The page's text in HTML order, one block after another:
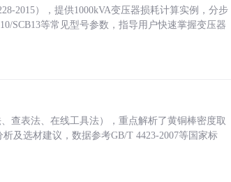
2015），提供1000kVA变压器损耗计算实例，分步
SCB13等常见型号参数，指导用户快速掌握变压器
查表法、在线工具法），重点解析了黄铜棒密度取
及选材建议，数据参考GB/T 4423-2007等国家标